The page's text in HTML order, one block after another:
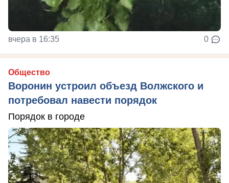
вчера в 16:35 0
Общество
Воронин устроил объезд Волжского и
потребовал навести порядок
Порядок в городе